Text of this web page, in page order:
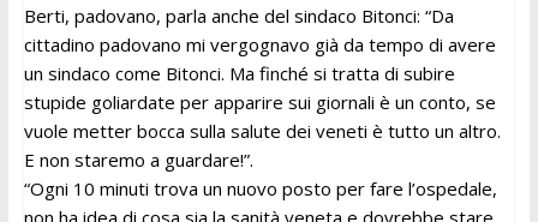
Berti, padovano, parla anche del sindaco Bitonci: “Da
cittadino padovano mi vergognavo già da tempo di avere
un sindaco come Bitonci. Ma finché si tratta di subire
stupide goliardate per apparire sui giornali è un conto, se
vuole metter bocca sulla salute dei veneti è tutto un altro.
E non staremo a guardare!”.
“Ogni 10 minuti trova un nuovo posto per fare l’ospedale,
non ha idea di cosa sia la sanità veneta e dovrebbe stare